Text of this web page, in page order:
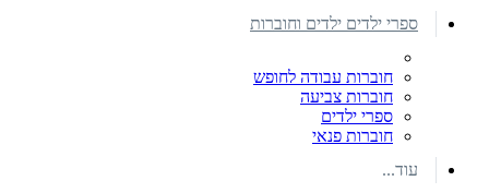
ספרי ילדים ילדים וחוברות
חוברות עבודה לחופש
חוברות צביעה
ספרי ילדים
חוברות פנאי
עוד...